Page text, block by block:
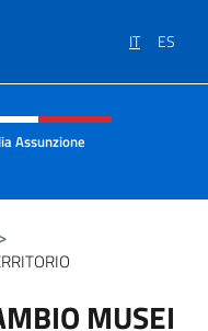
IT ES
e menù
Assunzione
>
MUSEI